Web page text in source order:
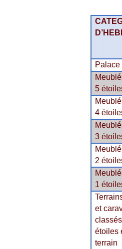
Palace
5
4
3
2
1
et
étoiles
terrain